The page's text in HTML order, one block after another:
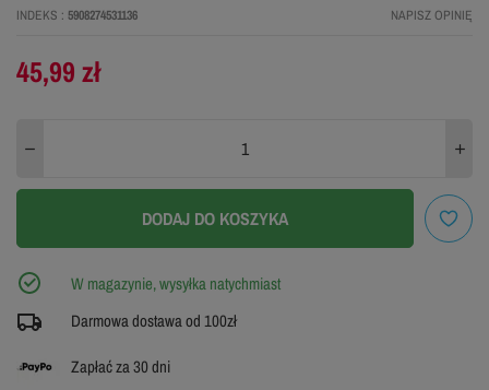
INDEKS 5908274531136 NAPISZ OPINIĘ
45,99 zł
DODAJ DO KOSZYKA
W magazynie, wysyłka natychmiast
Darmowa dostawa od 100zł
Zapłać za 30 dni